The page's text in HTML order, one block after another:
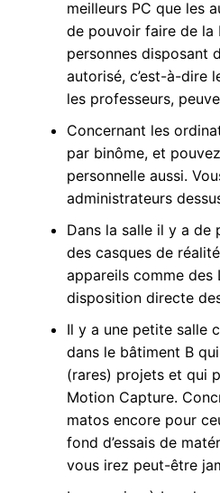
meilleurs PC que les
de pouvoir faire de la
personnes disposant
autorisé, c’est-à-dire
les professeurs,
Concernant les
par binôme, et
personnelle aussi.
administrateurs
Dans la salle il y a de
des casques de
appareils comme des
disposition directe
Il y a une petite salle
dans le bâtiment B
(rares) projets et qui
Motion Capture.
matos encore pour
fond d’essais de
vous irez peut-être